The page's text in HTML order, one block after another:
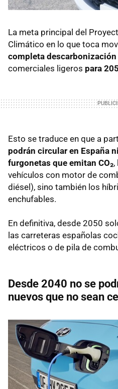
La meta principal del
Climático en lo que toca
completa descarbonización
comerciales ligeros para
Esto se traduce en que a
podrán circular en España
furgonetas que emitan CO₂,
vehículos con motor de
diésel), sino también los
enchufables.
En definitiva, desde 2050
las carreteras españolas
eléctricos o de pila de
Desde 2040 no se
nuevos que no sean